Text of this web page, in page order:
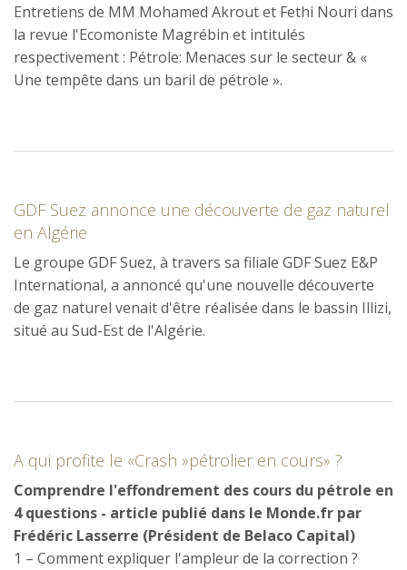
Entretiens de MM Mohamed Akrout et Fethi Nouri dans
la revue l'Ecomoniste Magrébin et intitulés
respectivement : Pétrole: Menaces sur le secteur & «
Une tempête dans un baril de pétrole ».
GDF Suez annonce une découverte de gaz naturel
en Algérie
Le groupe GDF Suez, à travers sa filiale GDF Suez E&P
International, a annoncé qu'une nouvelle découverte
de gaz naturel venait d'être réalisée dans le bassin Illizi,
situé au Sud-Est de l'Algérie.
A qui profite le «Crash »pétrolier en cours» ?
Comprendre l'effondrement des cours du pétrole en
4 questions - article publié dans le Monde.fr par
Frédéric Lasserre (Président de Belaco Capital)
1 – Comment expliquer l'ampleur de la correction ?